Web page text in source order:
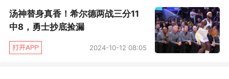
能够拿到25分，在三分线外更是有惊人的46%的
命中率。虽然身体天赋一般，但在已经被“三分狂
潮”席卷的NBA，在拥有安东尼·戴维斯的鹈鹕，外
汤神替身真香！希尔德两战三分11
中8，勇士抄底捡漏
2024-10-12 08:05